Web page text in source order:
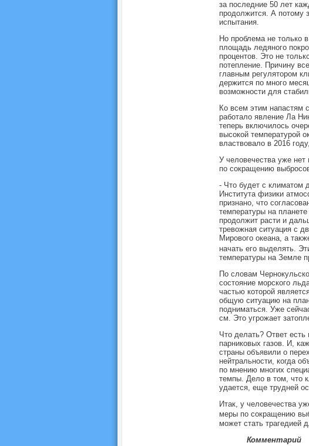
за последние 50 лет
продолжится. А потому
испытания.
Но проблема не только
площадь ледяного
процентов. Это не
потепление. Причину
главным регулятором
держится по много
возможности для
Ко всем этим напастям
работало явление Ла
теперь включилось
высокой температурой
властвовало в 2016
У человечества уже
по сокращению
- Что будет с климатом
Института физики
признано, что
температуры на
продолжит расти и
тревожная ситуация с
Мирового океана, а
начать его выделять.
температуры на Земле
По словам
состояние морского
частью которой
общую ситуацию на
подниматься. Уже
см. Это угрожает
Что делать? Ответ
парниковых газов. И,
страны объявили о
нейтральности, когда
по мнению многих
темпы. Дело в том, что
удается, еще трудней
Итак, у человечества
меры по сокращению
может стать трагедией
Комментарий